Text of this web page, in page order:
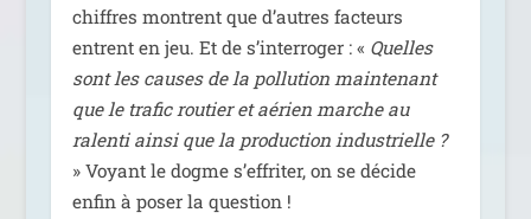
chiffres montrent que d’autres fac­teurs
entrent en jeu. Et de s’interroger : « Quelles
sont les causes de la pol­lu­tion main­te­nant
que le tra­fic rou­tier et aérien marche au
ralen­ti ain­si que la pro­duc­tion indus­trielle ?
» Voyant le dogme s’effriter, on se décide
enfin à poser la question !